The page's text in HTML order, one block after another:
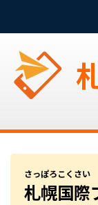
札幌国際
さっぽろこくさい